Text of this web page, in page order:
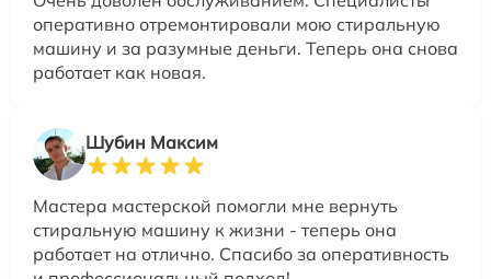
оперативно отремонтировали мою стиральную
машину и за разумные деньги. Теперь она снова
работает как новая.
Шубин Максим
Мастера мастерской помогли мне вернуть
стиральную машину к жизни - теперь она
работает на отлично. Спасибо за оперативность